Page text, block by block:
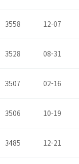
3558 12-07
3528 08-31
3507 02-16
3506 10-19
3485 12-21